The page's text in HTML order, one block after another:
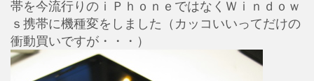
帯を今流行りのｉＰｈｏｎｅではなくＷｉｎｄｏｗ
ｓ携帯に機種変をしました（カッコいいってだけの
衝動買いですが・・・）